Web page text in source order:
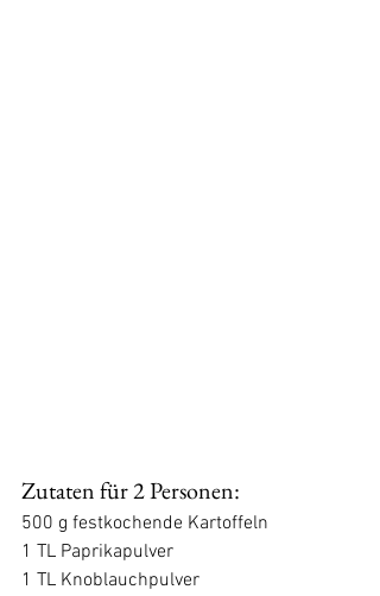
Zutaten für 2 Personen:
500 g festkochende Kartoffeln
1 TL Paprikapulver
1 TL Knoblauchpulver